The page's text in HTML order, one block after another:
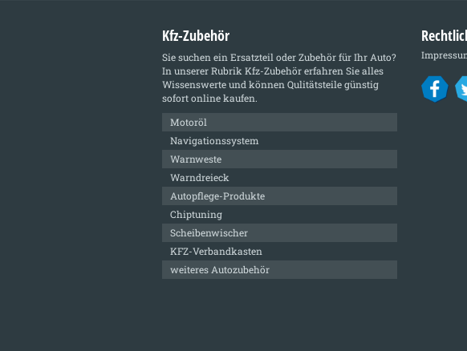
Kfz-Zubehör
Sie suchen ein Ersatzteil oder Zubehör für Ihr Auto?
In unserer Rubrik Kfz-Zubehörerfahren Sie alles
Wissenswerte und können Qulitätsteile günstig
sofort online kaufen.
Motoröl
Navigationssystem
Warnweste
Warndreieck
Autopflege-Produkte
Chiptuning
Scheibenwischer
KFZ-Verbandkasten
weiteres Autozubehör